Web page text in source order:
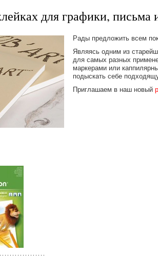
для графики, письма
Рады предложить всем
Являясь одним из
для самых разных
маркерами или
подыскать себе
Приглашаем в наш новый